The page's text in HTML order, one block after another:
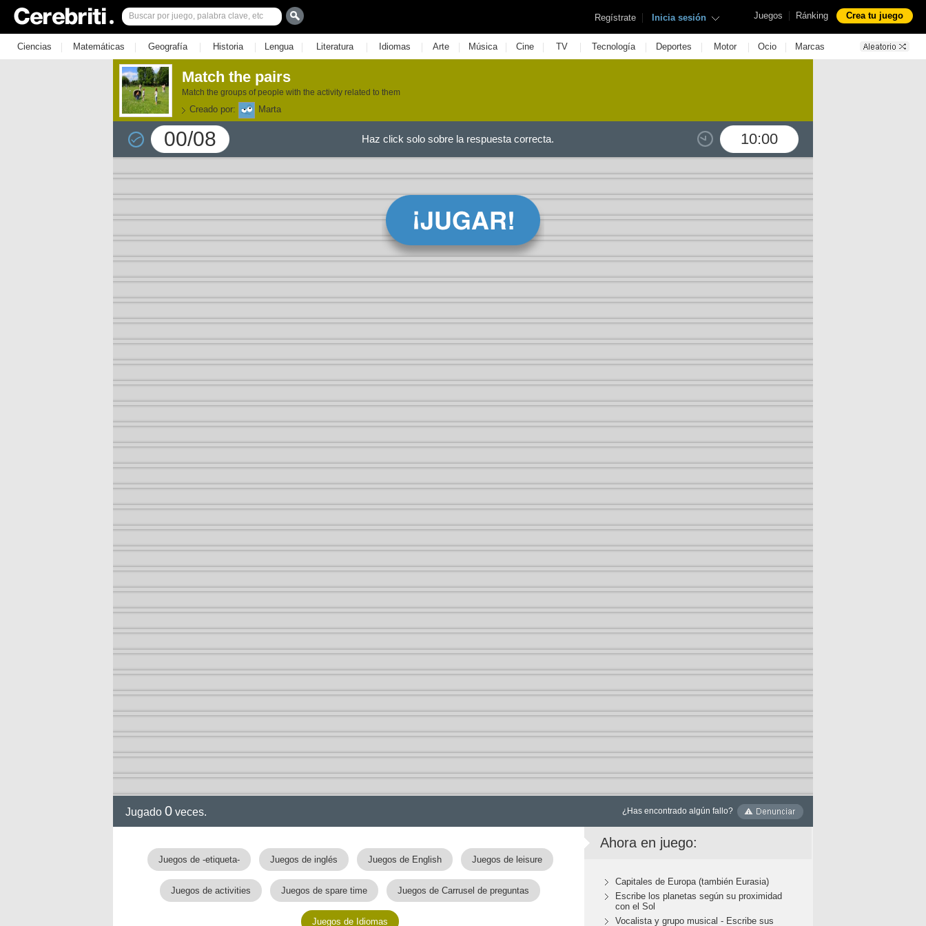
Juegos | Ránking Crea tu juego
Regístrate | Inicia sesión
Ciencias | Matemáticas | Geografía | Historia | Lengua | Literatura | Idiomas | Arte | Música | Cine | TV | Tecnología | Deportes | Motor | Ocio | Marcas
Match the pairs
Match the groups of people with the activity related to them
Creado por: Marta
00/08 10:00
Haz click solo sobre la respuesta correcta.
Jugado 0 veces. ¿Has encontrado algún fallo?
Juegos de -etiqueta- Juegos de inglés Juegos de English Juegos de leisure
Juegos de activities Juegos de spare time Juegos de Carrusel de preguntas
Juegos de Idiomas
Ahora en juego:
Capitales de Europa (también Eurasia)
Escribe los planetas según su proximidad
con el Sol
Vocalista y grupo musical - Escribe sus